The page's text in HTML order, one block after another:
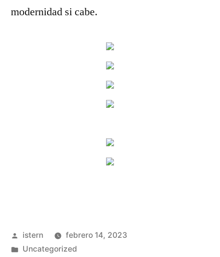
modernidad si cabe.
Publicado
por
istern
febrero 14, 2023
Publicado
Uncategorized